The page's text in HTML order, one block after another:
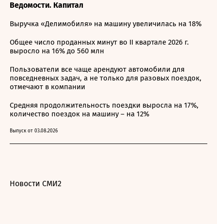
Ведомости. Капитал
Выручка «Делимобиля» на машину увеличилась на 18%
Общее число проданных минут во II квартале 2026 г.
выросло на 16% до 560 млн
Пользователи все чаще арендуют автомобили для
повседневных задач, а не только для разовых поездок,
отмечают в компании
Средняя продолжительность поездки выросла на 17%,
количество поездок на машину – на 12%
Выпуск от 03.08.2026
Новости СМИ2